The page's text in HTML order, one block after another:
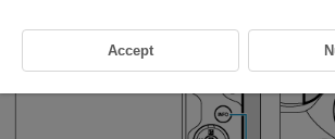
Articole estompate din meniu
Accept